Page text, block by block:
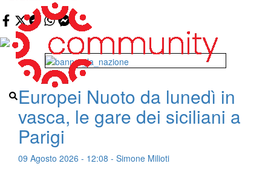
Europei Nuoto da lunedì in
vasca, le gare dei siciliani a
Parigi
09 Agosto 2026 - 12:08 - Simone Milioti